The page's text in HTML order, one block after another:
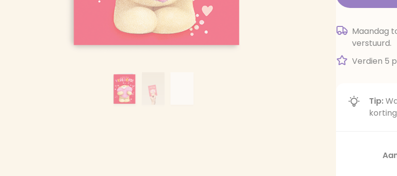
Maandag
verstuurd.
Verdien 5
Tip: